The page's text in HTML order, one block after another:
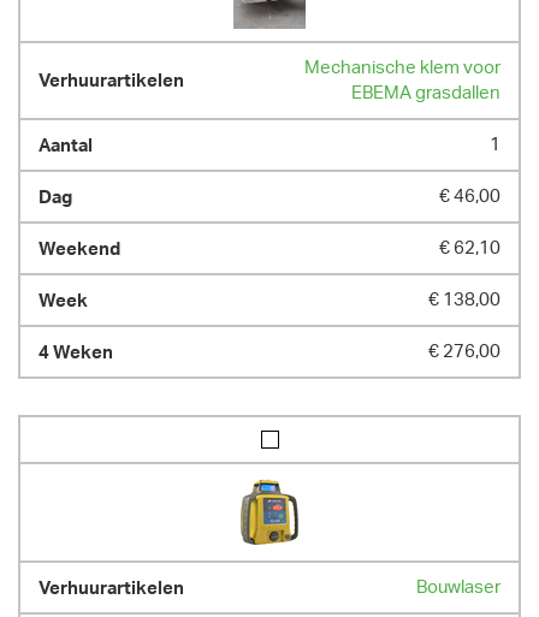
Mechanische klem voor
EBEMA grasdallen
1
€ 46,00
€ 62,10
€ 138,00
€ 276,00
Bouwlaser